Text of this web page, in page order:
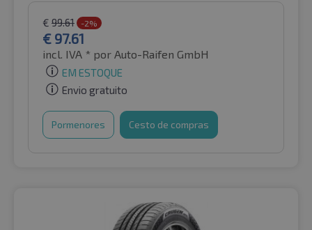
€ 99.61 -2%
€ 97.61
incl. IVA * por Auto-Raifen GmbH
EM ESTOQUE
Envio gratuito
Pormenores Cesto de compras